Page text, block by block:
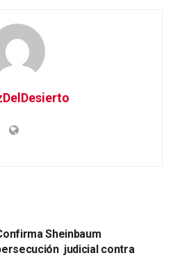
Sheinbaum
judicial contra